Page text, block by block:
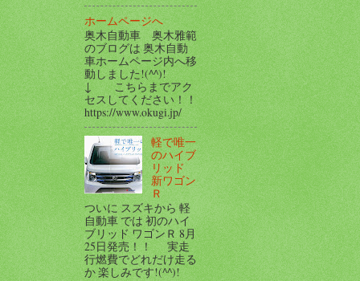
ホームページへ
奥木自動車 奥木雅範
のブログは 奥木自動
車ホームページ内へ移
動しました!(^^)!
↓ こちらまでアク
セスしてください！！
https://www.okugi.jp/
軽で唯一
のハイブ
リッド
新ワゴン
Ｒ
ついに スズキから 軽
自動車 では 初のハイ
ブリッド ワゴンＲ 8月
25日発売！！ 実走
行燃費でどれだけ走る
か 楽しみです!(^^)!